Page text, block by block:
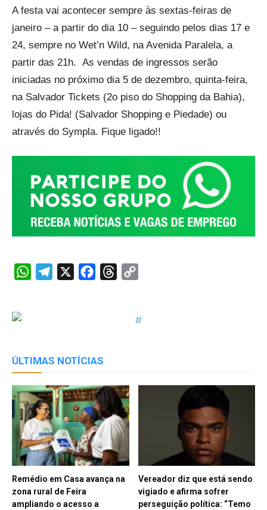
A festa vai acontecer sempre às sextas-feiras de
janeiro – a partir do dia 10 – seguindo pelos dias 17 e
24, sempre no Wet’n Wild, na Avenida Paralela, a
partir das 21h. As vendas de ingressos serão
iniciadas no próximo dia 5 de dezembro, quinta-feira,
na Salvador Tickets (2o piso do Shopping da Bahia),
lojas do Pida! (Salvador Shopping e Piedade) ou
através do Sympla. Fique ligado!!
WhatsAppTelegram FacebookThreads
ÚLTIMAS NOTÍCIAS
Remédio em Casa avança na
zona rural de Feira
ampliando o acesso a
Vereador diz que está sendo
vigiado e afirma sofrer
perseguição política: “Temo